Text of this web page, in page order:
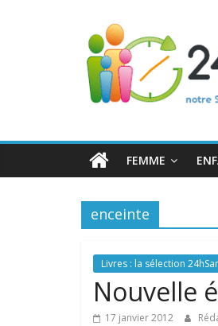
24h
Santé
toute
famille
FEMME
enceinte
Livres : la sélection
Nouvelle
17 janvier 2012